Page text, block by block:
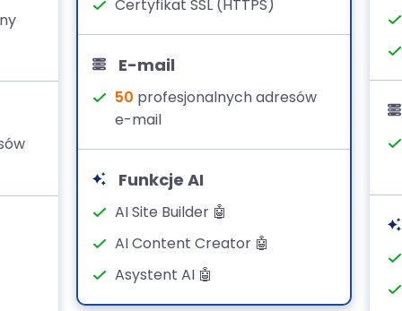
Certyfikat SSL (HTTPS)
E-mail
50 profesjonalnych adresów
e-mail
Funkcje AI
AI Site Builder 🤖
AI Content Creator 🤖
Asystent AI 🤖